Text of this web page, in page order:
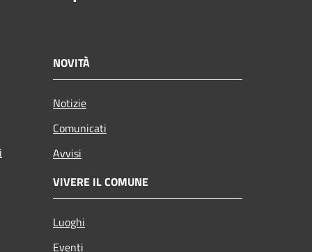
NOVITÀ
Notizie
Comunicati
Avvisi
VIVERE IL COMUNE
Luoghi
Eventi